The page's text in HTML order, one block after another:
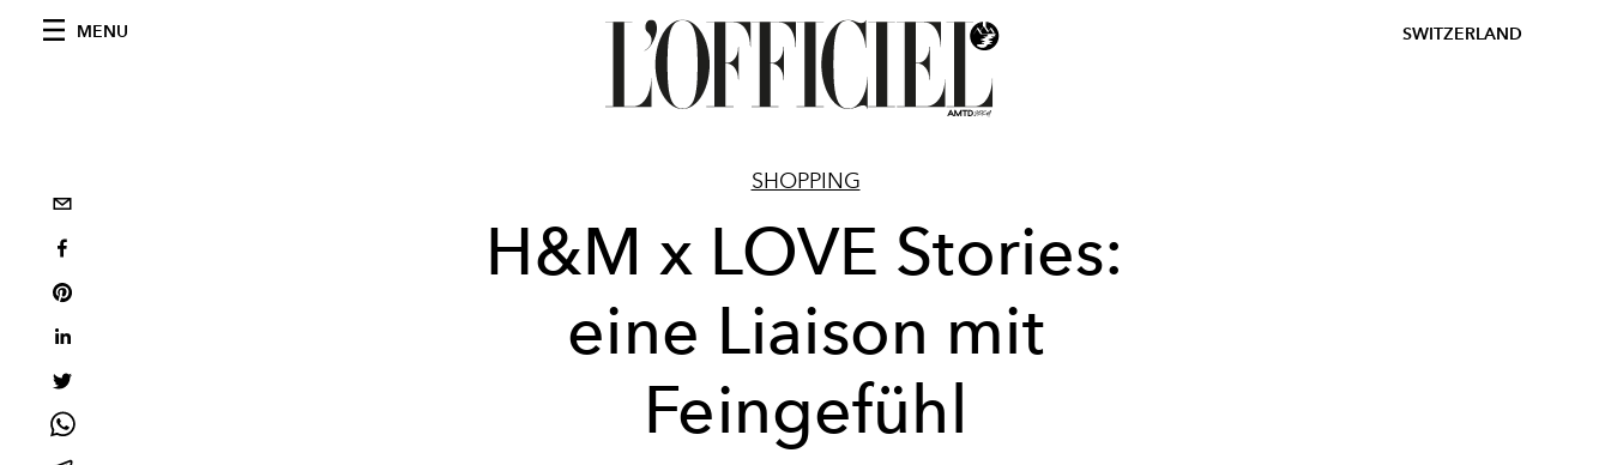
MENU SWITZERLAND
SHOPPING
H&M x LOVE Stories:
eine Liaison mit
Feingefühl